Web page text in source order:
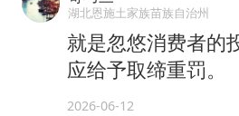
湖北恩施土家族苗族自治州
就是忽悠消费者的
应给予取缔重罚。
2026-06-12